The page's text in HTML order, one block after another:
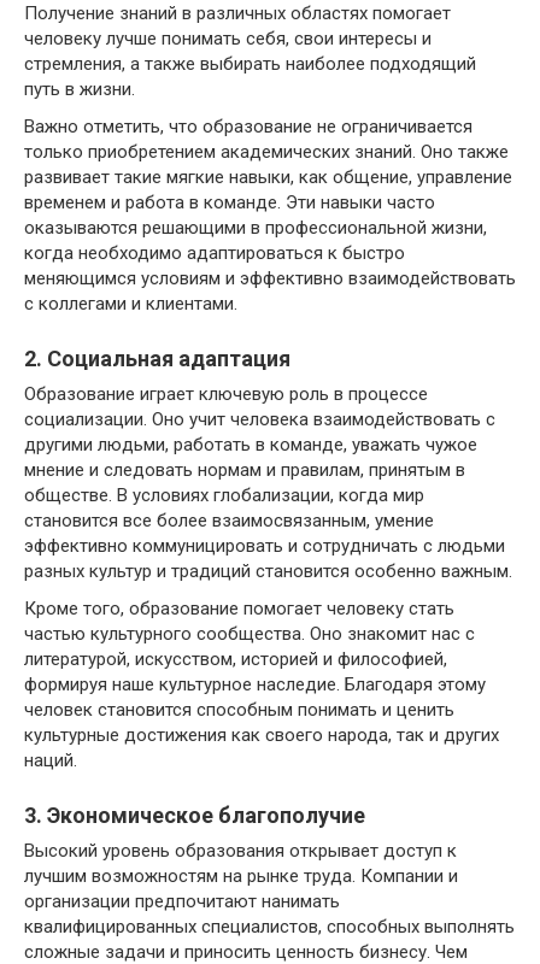
Получение знаний в различных областях помогает
человеку лучше понимать себя, свои интересы и
стремления, а также выбирать наиболее подходящий
путь в жизни.
Важно отметить, что образование не ограничивается
только приобретением академических знаний. Оно также
развивает такие мягкие навыки, как общение, управление
временем и работа в команде. Эти навыки часто
оказываются решающими в профессиональной жизни,
когда необходимо адаптироваться к быстро
меняющимся условиям и эффективно взаимодействовать
с коллегами и клиентами.
2. Социальная адаптация
Образование играет ключевую роль в процессе
социализации. Оно учит человека взаимодействовать с
другими людьми, работать в команде, уважать чужое
мнение и следовать нормам и правилам, принятым в
обществе. В условиях глобализации, когда мир
становится все более взаимосвязанным, умение
эффективно коммуницировать и сотрудничать с людьми
разных культур и традиций становится особенно важным.
Кроме того, образование помогает человеку стать
частью культурного сообщества. Оно знакомит нас с
литературой, искусством, историей и философией,
формируя наше культурное наследие. Благодаря этому
человек становится способным понимать и ценить
культурные достижения как своего народа, так и других
наций.
3. Экономическое благополучие
Высокий уровень образования открывает доступ к
лучшим возможностям на рынке труда. Компании и
организации предпочитают нанимать
квалифицированных специалистов, способных выполнять
сложные задачи и приносить ценность бизнесу. Чем